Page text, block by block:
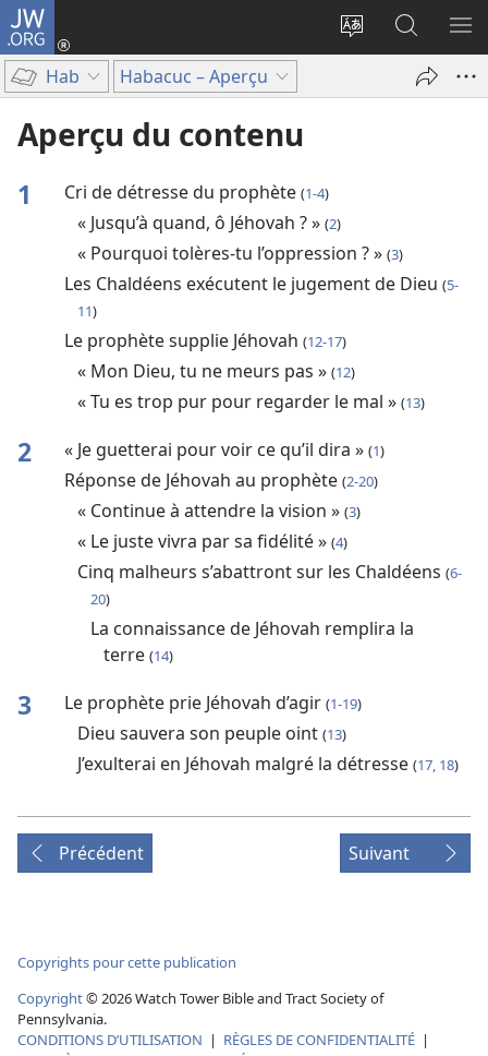
JW.ORG
Changer
langue
Se
connecter
sur
JW.ORG
Hab Habacuc – Aperçu
Aperçu du contenu
1 Cri de détresse du prophète (1-4)
« Jusqu’à quand, ô Jéhovah ? » (2)
« Pourquoi tolères-tu l’oppression ? » (3)
Les Chaldéens exécutent le jugement de Dieu (5-
11)
Le prophète supplie Jéhovah (12-17)
« Mon Dieu, tu ne meurs pas » (12)
« Tu es trop pur pour regarder le mal » (13)
2 « Je guetterai pour voir ce qu’il dira » (1)
Réponse de Jéhovah au prophète (2-20)
« Continue à attendre la vision » (3)
« Le juste vivra par sa fidélité » (4)
Cinq malheurs s’abattront sur les Chaldéens (6-
20)
La connaissance de Jéhovah remplira la
terre (14)
3 Le prophète prie Jéhovah d’agir (1-19)
Dieu sauvera son peuple oint (13)
J’exulterai en Jéhovah malgré la détresse (17, 18)
Précédent Suivant
Copyrights pour cette publication
Copyright© 2026 Watch Tower Bible and Tract Society of
Pennsylvania.
CONDITIONS D’UTILISATION | RÈGLES DE CONFIDENTIALITÉ |